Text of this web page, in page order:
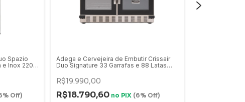
Spazio
e Inox 220V
Off)
Adega e Cervejeira de Embutir Crissair
Duo Signature 33 Garrafas e 88 Latas
R$19.990,00
R$18.790,60 no PIX (6% Off)